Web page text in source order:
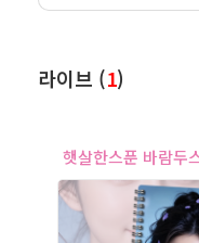
라이브 (1)
햇살한스푼 바람두